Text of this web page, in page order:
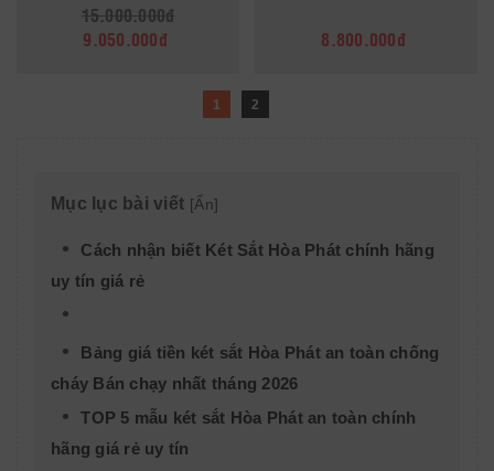
15.000.000đ
9.050.000đ
8.800.000đ
1 2
Mục lục bài viết [Ẩn]
Cách nhận biết Két Sắt Hòa Phát chính hãng
uy tín giá rẻ
Bảng giá tiền két sắt Hòa Phát an toàn chống
cháy Bán chạy nhất tháng 2026
TOP 5 mẫu két sắt Hòa Phát an toàn chính
hãng giá rẻ uy tín